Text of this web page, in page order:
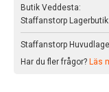
Butik Veddesta:
Staffanstorp Lagerbutik:
Staffanstorp
Har du fler frågor? Läs